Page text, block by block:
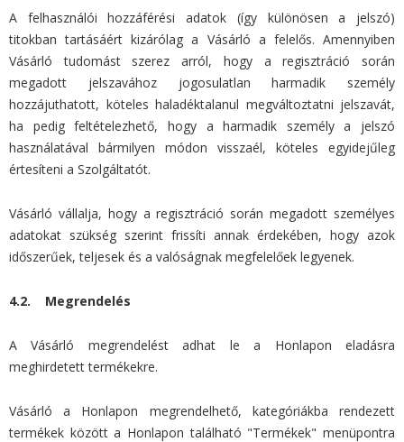
A felhasználói hozzáférési adatok (így különösen a jelszó)
titokban tartásáért kizárólag a Vásárló a felelős. Amennyiben
Vásárló tudomást szerez arról, hogy a regisztráció során
megadott jelszavához jogosulatlan harmadik személy
hozzájuthatott, köteles haladéktalanul megváltoztatni jelszavát,
ha pedig feltételezhető, hogy a harmadik személy a jelszó
használatával bármilyen módon visszaél, köteles egyidejűleg
értesíteni a Szolgáltatót.
Vásárló vállalja, hogy a regisztráció során megadott személyes
adatokat szükség szerint frissíti annak érdekében, hogy azok
időszerűek, teljesek és a valóságnak megfelelőek legyenek.
4.2. Megrendelés
A Vásárló megrendelést adhat le a Honlapon eladásra
meghirdetett termékekre.
Vásárló a Honlapon megrendelhető, kategóriákba rendezett
termékek között a Honlapon található "Termékek" menüpontra